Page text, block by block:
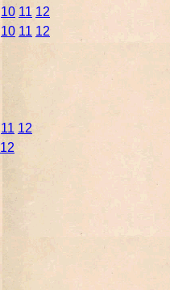
10 11 12
10 11 12
11 12
12